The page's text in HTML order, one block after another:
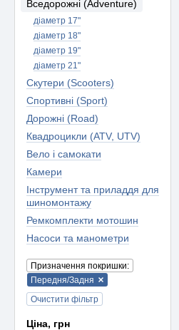
Вседорожні (Adventure)
діаметр 17"
діаметр 18"
діаметр 19"
діаметр 21"
Скутери (Scooters)
Спортивні (Sport)
Дорожні (Road)
Квадроцикли (ATV, UTV)
Вело і самокати
Камери
Інструмент та приладдя для
шиномонтажу
Ремкомплекти мотошин
Насоси та манометри
Призначення покришки:
Передня/Задня
Очистити фільтр
Ціна, грн